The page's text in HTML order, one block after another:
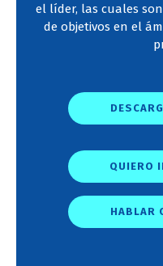
el líder, las cuales
de objetivos en el
QUIERO
HABLAR